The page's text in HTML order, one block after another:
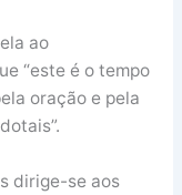
ao
“este é o tempo
oração e pela
dirige-se aos